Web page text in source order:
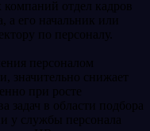
отдел кадров
а его начальник или
по персоналу.
персоналом
значительно снижает
при росте
задач в области подбора
у службы персонала